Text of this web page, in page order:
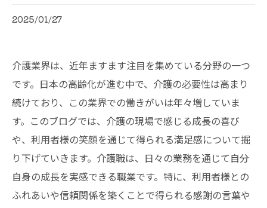
2025/01/27
介護業界は、近年ますます注目を集めている分野の一つ
です。日本の高齢化が進む中で、介護の必要性は高まり
続けており、この業界での働きがいは年々増していま
す。このブログでは、介護の現場で感じる成長の喜び
や、利用者様の笑顔を通じて得られる満足感について掘
り下げていきます。介護職は、日々の業務を通じて自分
自身の成長を実感できる職業です。特に、利用者様との
ふれあいや信頼関係を築くことで得られる感謝の言葉や